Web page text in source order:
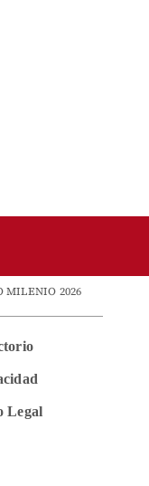
MILENIO 2026
Legal